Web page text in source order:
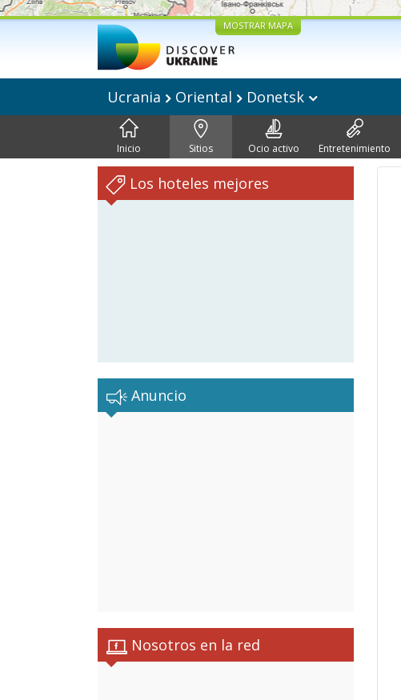
MOSTRAR MAPA
Ucrania Oriental Donetsk
Inicio Sitios Ocio activo Entretenimiento
Los hoteles mejores
Anuncio
Nosotros en la red